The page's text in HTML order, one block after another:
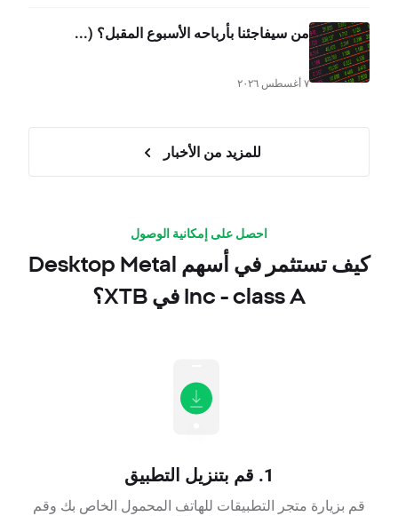
من سيفاجئنا بأرباحه الأسبوع المقبل؟ (...
٧ أغسطس ٢٠٢٦
للمزيد من الأخبار
احصل على إمكانية الوصول
كيف تستثمر في أسهم Desktop Metal
Inc - class A في XTB؟
1. قم بتنزيل التطبيق
قم بزيارة متجر التطبيقات للهاتف المحمول الخاص بك وقم